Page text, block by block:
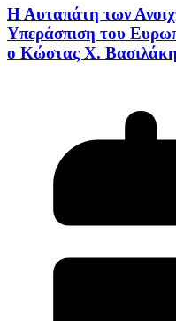
Η Αυταπάτη των
Υπεράσπιση του
ο Κώστας Χ.